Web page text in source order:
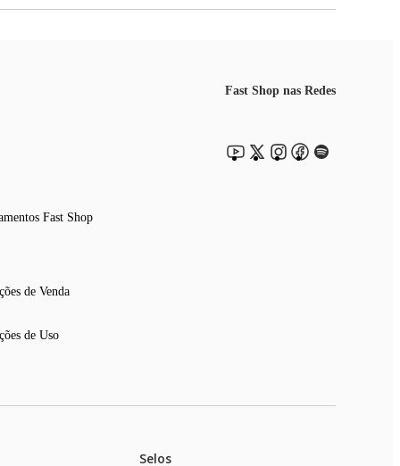
Fast Shop
de Venda
de Uso
Fast Shop nas Redes
Selos